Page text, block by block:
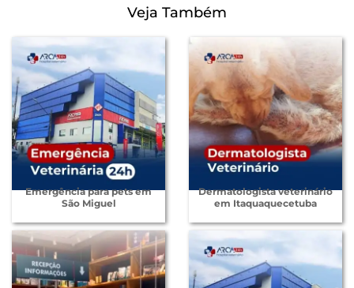
Veja Também
Emergência para pets em
São Miguel
Dermatologista veterinário
em Itaquaquecetuba